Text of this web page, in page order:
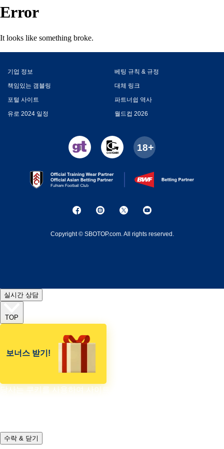
Error
It looks like something broke.
기업 정보
베팅 규칙 & 규정
책임있는 갬블링
대체 링크
포털 사이트
파트너쉽 역사
유로 2024 일정
월드컵 2026
Copyright © SBOTOP.com. All rights reserved.
실시간 상담
TOP
보너스 받기!
당사는 쿠키를 사용하여 사이트 성능 및 사용에 대한 정보를 수
수락 & 닫기